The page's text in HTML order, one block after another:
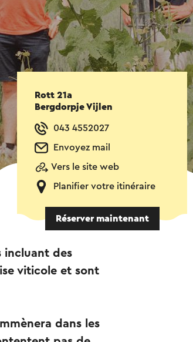
Rott 21a
Bergdorpje Vijlen
043 4552027
Envoyez mail
Vers le site web
Planifier votre itinéraire
Réserver maintenant
incluant des
viticole et sont
dans les